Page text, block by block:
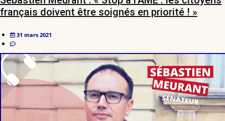
français doivent être soignés en priorité ! »
31 mars 2021